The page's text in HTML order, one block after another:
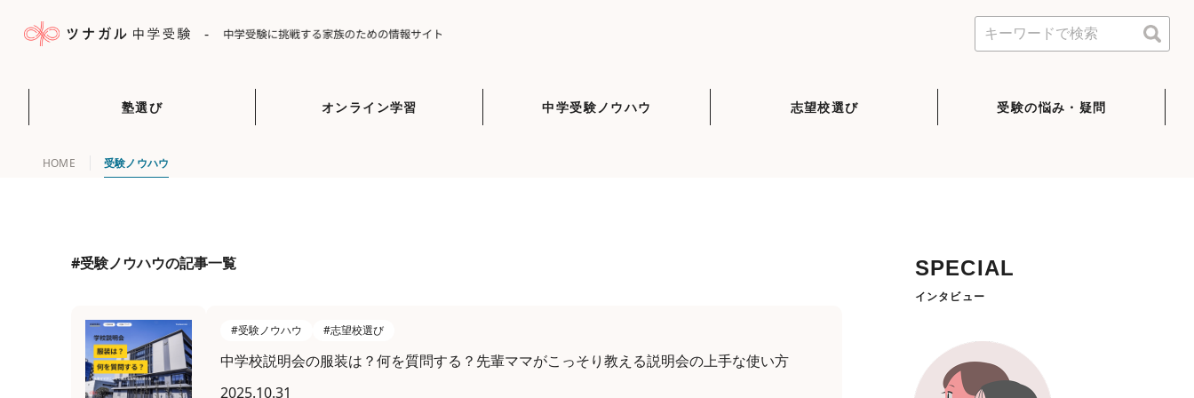
-
塾選び オンライン学習 中学受験ノウハウ 志望校選び 受験の悩み・疑問
HOME 受験ノウハウ
#受験ノウハウの記事一覧
#受験ノウハウ #志望校選び
中学校説明会の服装は？何を質問する？先輩ママがこっそり教える説明会の上手な使い方
2025.10.31
SPECIAL
インタビュー